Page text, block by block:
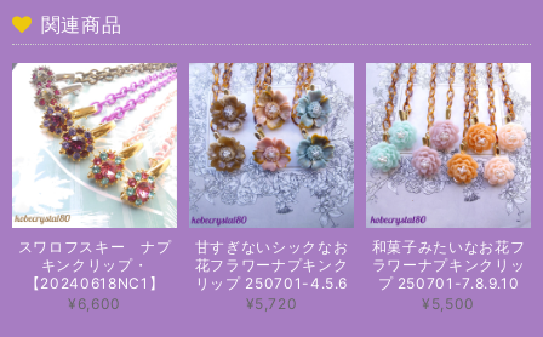
関連商品
スワロフスキー ナプ
キンクリップ・
【20240618NC1】
¥6,600
甘すぎないシックなお
花フラワーナプキンク
リップ 250701-4.5.6
¥5,720
和菓子みたいなお花フ
ラワーナプキンクリッ
プ 250701-7.8.9.10
¥5,500